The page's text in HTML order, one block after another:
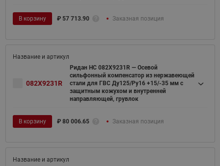
В корзину ₽ 57 713.90 Заказная позиция
082X9231R
Ридан НС 082X9231R — Осевой
сильфонный компенсатор из нержавеющей
стали для ГВС Ду125/Ру16 +15/-35 мм с
защитным кожухом и внутренней
направляющей, грувлок
В корзину ₽ 80 006.65 Заказная позиция